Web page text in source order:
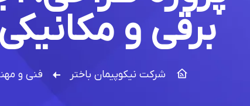
برقی و
شرکت نیکوپیمان باختر فنی و